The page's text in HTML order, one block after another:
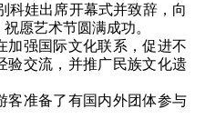
科娃出席开幕式并致辞，向
愿艺术节圆满成功。
加强国际文化联系，促进不
验交流，并推广民族文化遗
客准备了有国内外团体参与